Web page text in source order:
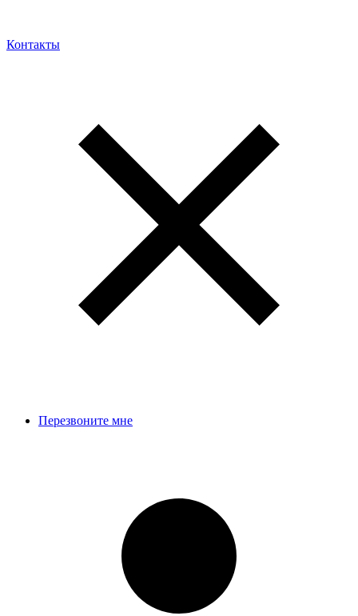
Контакты
Перезвоните мне